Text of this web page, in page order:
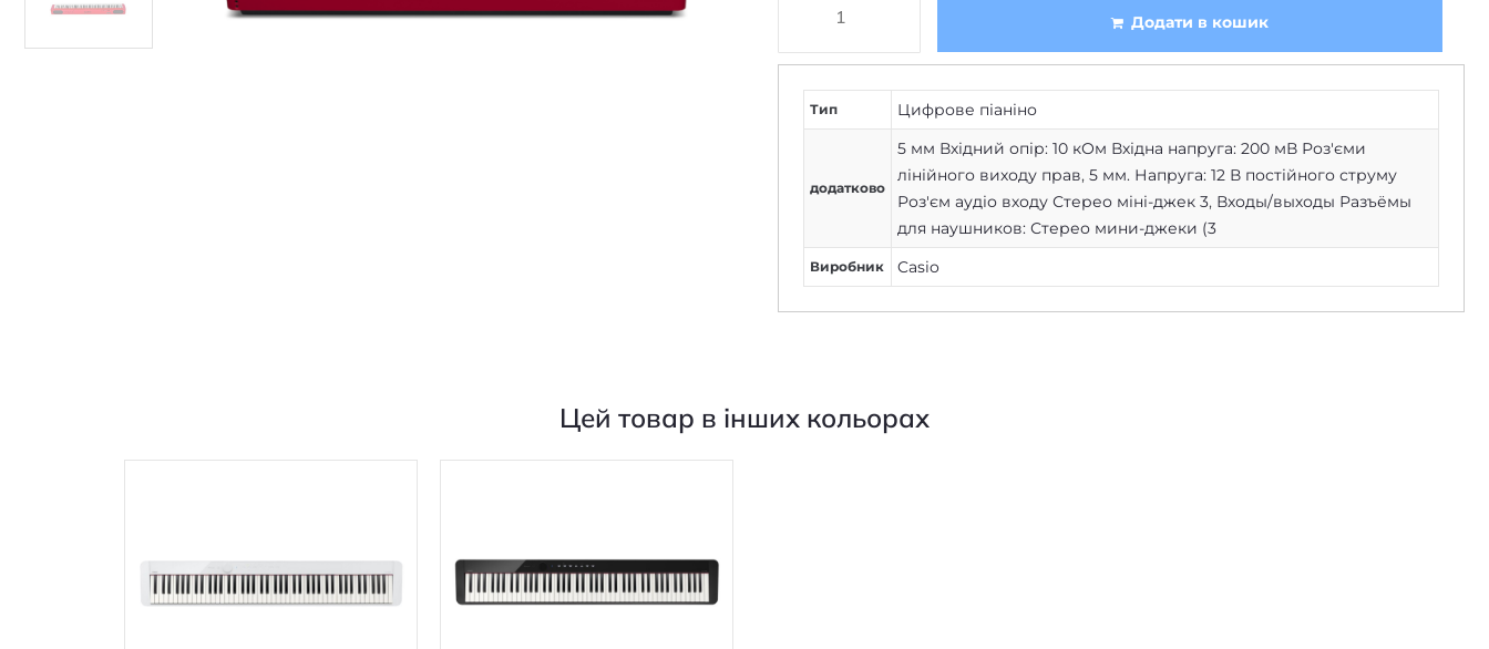
Додати в кошик
Тип Цифрове піаніно
додатково
5 мм Вхідний опір: 10 кОм Вхідна напруга: 200 мВ Роз'єми
лінійного виходу прав, 5 мм. Напруга: 12 В постійного струму
Роз'єм аудіо входу Стерео міні-джек 3, Входы/выходы Разъёмы
для наушников: Стерео мини-джеки (3
Виробник Casio
Цей товар в інших кольорах